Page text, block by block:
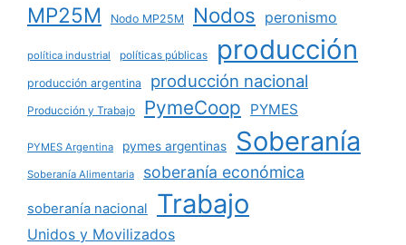
MP25M Nodo MP25M Nodos peronismo
política industrial políticas públicas producción
producción argentina producción nacional
Producción y Trabajo PymeCoop PYMES
PYMES Argentina pymes argentinas Soberanía
Soberanía Alimentaria soberanía económica
soberanía nacional Trabajo
Unidos y Movilizados